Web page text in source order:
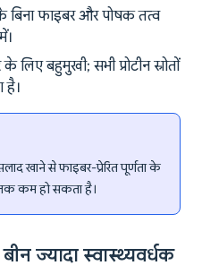
बिना फाइबर और पोषक तत्व
लिए बहुमुखी; सभी प्रोटीन स्रोतों
है।
खाने से फाइबर-प्रेरित पूर्णता के
कम हो सकता है।
ज्यादा स्वास्थ्यवर्धक